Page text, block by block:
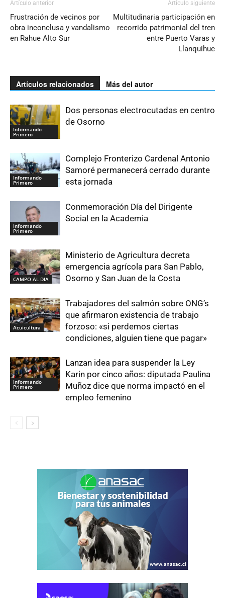
Artículo anterior
Frustración de vecinos por
obra inconclusa y vandalismo
en Rahue Alto Sur
Artículo siguiente
Multitudinaria participación en
recorrido patrimonial del tren
entre Puerto Varas y
Llanquihue
Artículos relacionados Más del autor
Informando
Primero
Dos personas electrocutadas en centro
de Osorno
Informando
Primero
Complejo Fronterizo Cardenal Antonio
Samoré permanecerá cerrado durante
esta jornada
Informando
Primero
Conmemoración Día del Dirigente
Social en la Academia
CAMPO AL DIA
Ministerio de Agricultura decreta
emergencia agrícola para San Pablo,
Osorno y San Juan de la Costa
Acuicultura
Trabajadores del salmón sobre ONG’s
que afirmaron existencia de trabajo
forzoso: «si perdemos ciertas
condiciones, alguien tiene que pagar»
Informando
Primero
Lanzan idea para suspender la Ley
Karin por cinco años: diputada Paulina
Muñoz dice que norma impactó en el
empleo femenino